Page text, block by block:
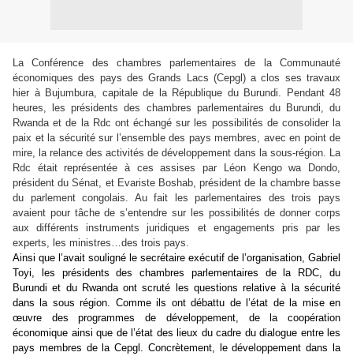
La Conférence des chambres parlementaires de la Communauté
économiques des pays des Grands Lacs (Cepgl) a clos ses travaux
hier à Bujumbura, capitale de la République du Burundi. Pendant 48
heures, les présidents des chambres parlementaires du Burundi, du
Rwanda et de la Rdc ont échangé sur les possibilités de consolider la
paix et la sécurité sur l’ensemble des pays membres, avec en point de
mire, la relance des activités de développement dans la sous-région. La
Rdc était représentée à ces assises par Léon Kengo wa Dondo,
président du Sénat, et Evariste Boshab, président de la chambre basse
du parlement congolais. Au fait les parlementaires des trois pays
avaient pour tâche de s’entendre sur les possibilités de donner corps
aux différents instruments juridiques et engagements pris par les
experts, les ministres…des trois pays.
Ainsi que l’avait souligné le secrétaire exécutif de l’organisation, Gabriel
Toyi, les présidents des chambres parlementaires de la RDC, du
Burundi et du Rwanda ont scruté les questions relative à la sécurité
dans la sous région. Comme ils ont débattu de l’état de la mise en
œuvre des programmes de développement, de la coopération
économique ainsi que de l’état des lieux du cadre du dialogue entre les
pays membres de la Cepgl. Concrètement, le développement dans la